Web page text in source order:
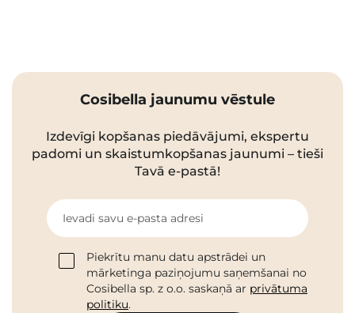
Cosibella jaunumu vēstule
Izdevīgi kopšanas piedāvājumi, ekspertu
padomi un skaistumkopšanas jaunumi – tieši
Tavā e-pastā!
Ievadi savu e-pasta adresi
Piekrītu manu datu apstrādei un
mārketinga paziņojumu saņemšanai no
Cosibella sp. z o.o. saskaņā ar privātuma
politiku.